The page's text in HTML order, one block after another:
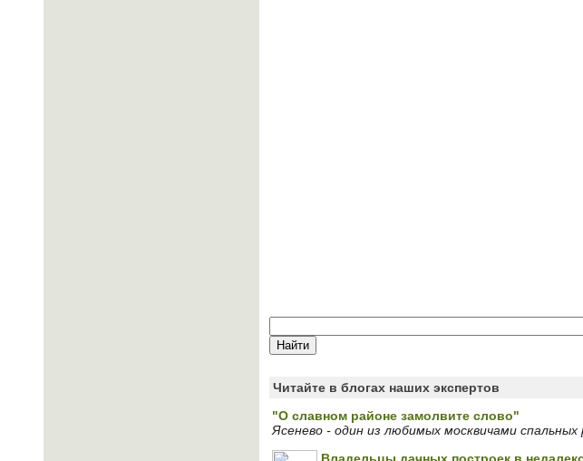
Читайте в блогах наших экспертов
"О славном районе замолвите слово"
Ясенево - один из любимых москвичами